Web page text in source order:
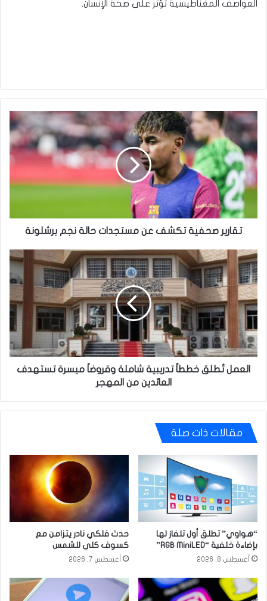
العواصف المغناطيسية تؤثر على صحة الإنسان.
تقارير
تكشف
عن
مستجدات
حالة
نجم
برشلونة
تقارير صحفية تكشف عن مستجدات حالة نجم برشلونة
العمل
تُطلق
خططاً
تدريبية
شاملة
وقروضاً
ميسرة
تستهدف
العائدين
منالعمل تُطلق خططاً تدريبية شاملة وقروضاً ميسرة تستهدف
العائدين من المهجر
مقالات ذات صلة
“هواوي” تطلق أول تلفاز لها
بإضاءة خلفية “RGB MiniLED”
أغسطس 8, 2026
حدث فلكي نادر يتزامن مع
كسوف كلي للشمس
أغسطس 7, 2026